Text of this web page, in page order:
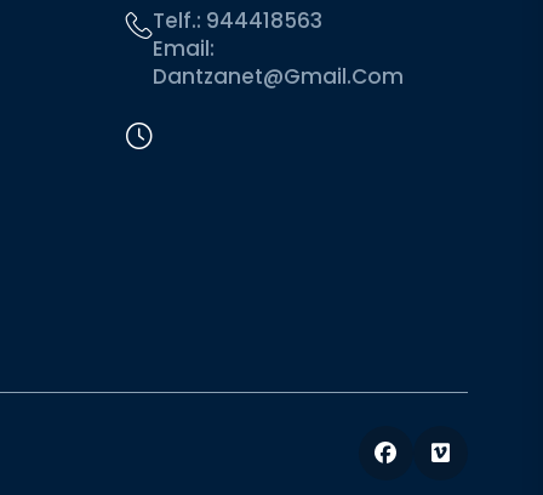
Telf.: 944418563
Email:
Dantzanet@gmail.com
Facebook
Vimeo